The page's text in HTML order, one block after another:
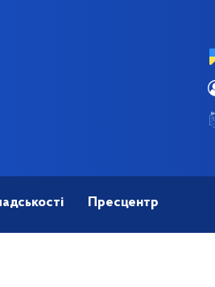
Пресцентр